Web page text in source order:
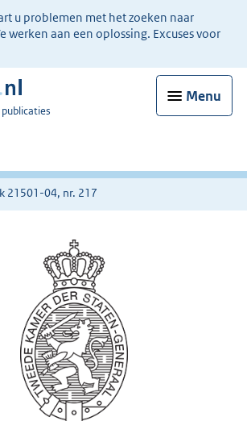
u problemen met het zoeken naar
werken aan een oplossing. Excuses voor
Menu
21501-04, nr. 217